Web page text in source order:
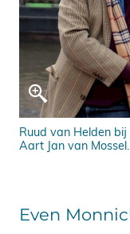
Ruud van Helden
Aart Jan van Mossel.
Even